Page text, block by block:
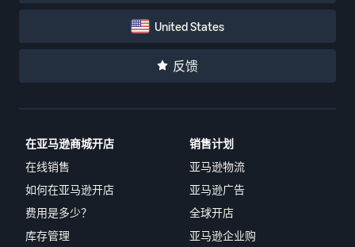
United States
反馈
在亚马逊商城开店
在线销售
如何在亚马逊开店
费用是多少？
库存管理
销售计划
亚马逊物流
亚马逊广告
全球开店
亚马逊企业购